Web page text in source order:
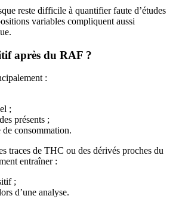
reste difficile à quantifier faute d’études
variables compliquent aussi
après du RAF ?
:
;
présents ;
de consommation.
traces de THC ou des dérivés proches du
entraîner :
;
d’une analyse.